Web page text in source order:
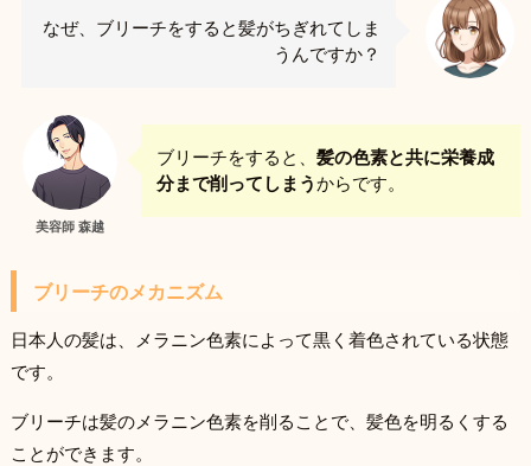
なぜ、ブリーチをすると髪がちぎれてしま
うんですか？
美容師 森越
ブリーチをすると、 髪の色素と共に栄養成
分まで削ってしまうからです。
ブリーチのメカニズム
日本人の髪は、メラニン色素によって黒く着色されている状態
です。
ブリーチは髪のメラニン色素を削ることで、髪色を明るくする
ことができます。